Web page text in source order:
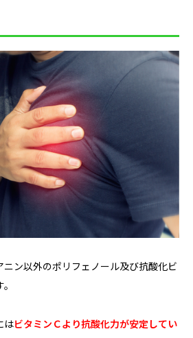
ニン以外のポリフェノール及び抗酸化ビ
はビタミンＣより抗酸化力が安定してい